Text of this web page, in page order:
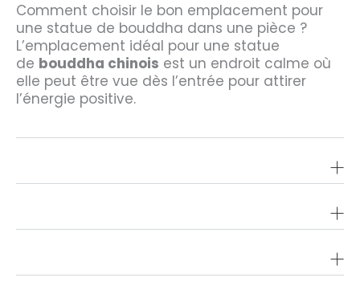
Comment choisir le bon emplacement pour
une statue de bouddha dans une pièce ?
L’emplacement idéal pour une statue
de bouddha chinois est un endroit calme où
elle peut être vue dès l’entrée pour attirer
l’énergie positive.